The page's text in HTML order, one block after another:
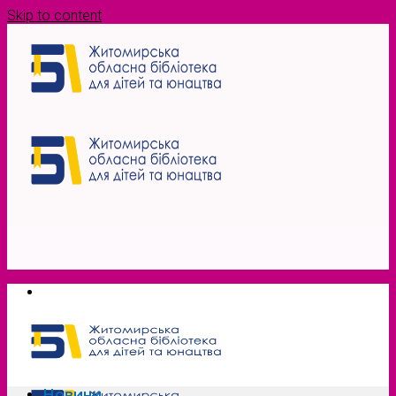
Skip to content